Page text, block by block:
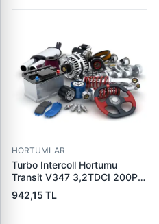
HORTUMLAR
Turbo Intercoll Hortumu
Transit V347 3,2TDCI 200PS
07>12 | FORBO FB71003 |
OEM 8C16 6C646 AC
942,15 TL